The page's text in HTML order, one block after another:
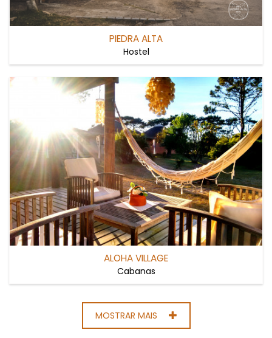
PIEDRA ALTA
Hostel
ALOHA VILLAGE
Cabanas
MOSTRAR MAIS